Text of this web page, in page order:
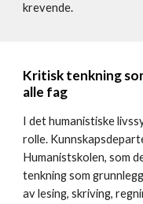
krevende.
Kritisk tenkning
alle fag
I det humanistiske
rolle.
Humanistskolen, som
tenkning som
av lesing, skriving,